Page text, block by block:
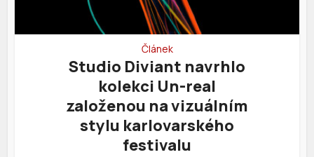
Článek
Studio Diviant navrhlo
kolekci Un-real
založenou na vizuálním
stylu karlovarského
festivalu